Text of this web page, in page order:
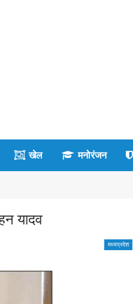
खेल मनोरंजन
यादव
मध्यप्रदेश